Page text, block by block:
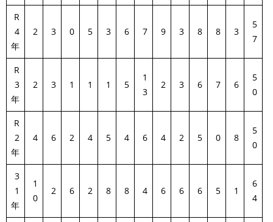
R
4
年
2 3 0 5 3 6 7 9 3 8 8 3
5
7
R
3
年
2 3 1 1 1 5
1
3
2 3 6 7 6
5
0
R
2
年
4 6 2 4 5 4 6 4 2 5 0 8
5
0
3
1
年
1
0
2 6 2 8 8 4 6 6 6 5 1
6
4